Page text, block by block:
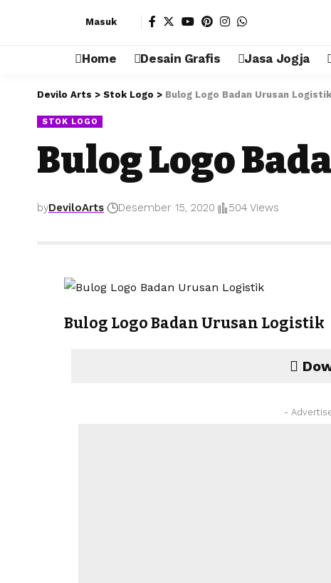
Masuk
Home Desain Grafis Jasa Jogja
Devilo Arts > Stok Logo > Bulog Logo Badan Urusan Logistik
STOK LOGO
Bulog Logo
byDeviloArts Desember 15, 2020 504 Views
Bulog Logo Badan Urusan Logistik
-